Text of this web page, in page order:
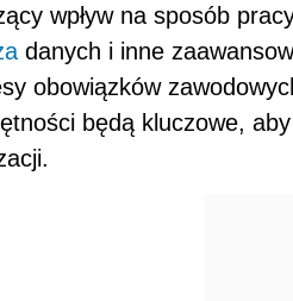
wpływ na sposób
danych i inne
obowiązków
będą kluczowe,